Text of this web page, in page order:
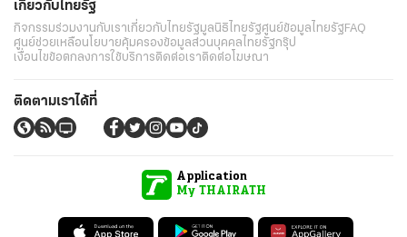
เกี่ยวกับไทยรัฐ
กิจกรรมร่วมงานกับเราเกี่ยวกับไทยรัฐมูลนิธิไทยรัฐศูนย์ข้อมูลไทยรัฐ FAQ
ศูนย์ช่วยเหลือนโยบายคุ้มครองข้อมูลส่วนบุคคลไทยรัฐกรุ๊ป
เงื่อนไขข้อตกลงการใช้บริการติดต่อเราติดต่อโฆษณา
ติดตามเราได้ที่
Application
My THAIRATH